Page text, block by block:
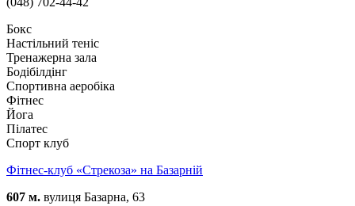
Бокс
Настільний теніс
Тренажерна зала
Бодібілдінг
Спортивна аеробіка
Фітнес
Йога
Пілатес
Спорт клуб
Фітнес-клуб «Стрекоза» на Базарній
607 м. вулиця Базарна, 63